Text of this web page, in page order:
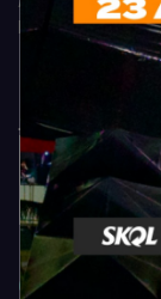
Fortaleza. Dicas,
Categorias